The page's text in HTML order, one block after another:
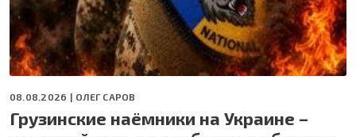
08.08.2026 | ОЛЕГ САРОВ
Грузинские наёмники на Украине –